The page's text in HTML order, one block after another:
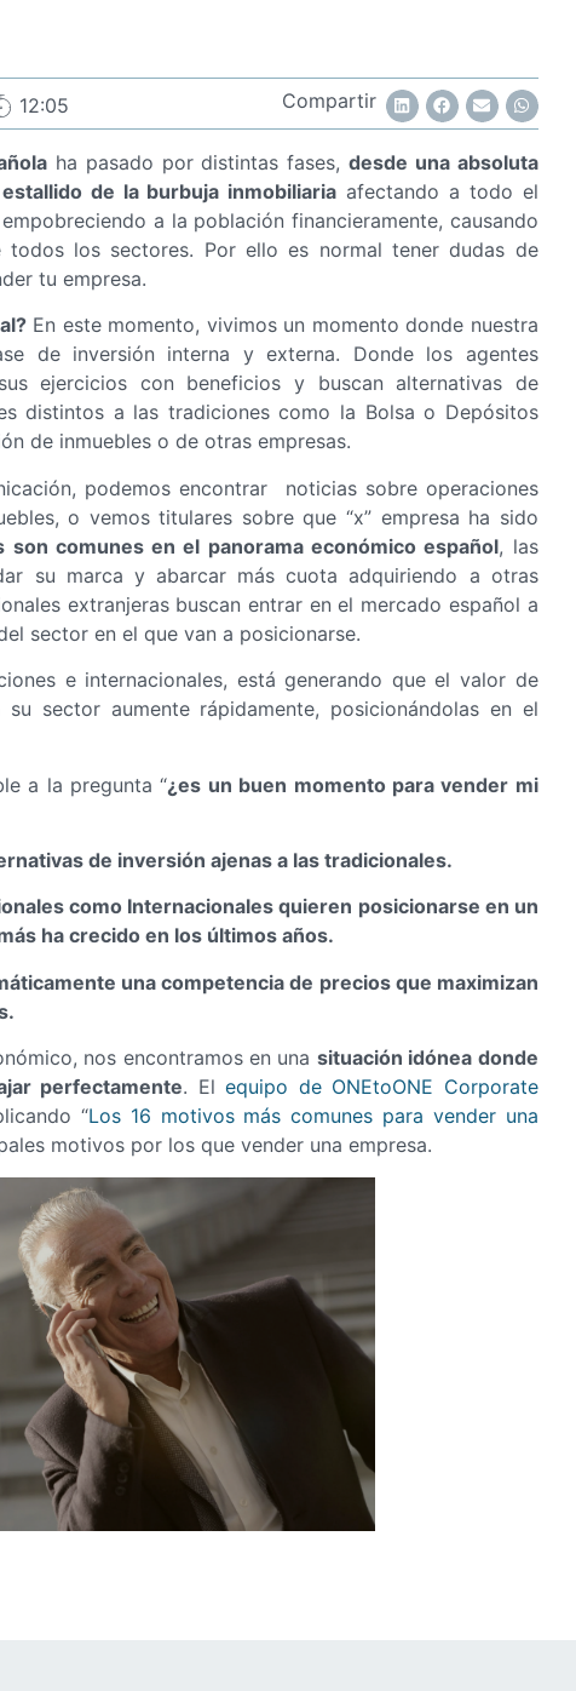
12:05 Compartir
ha pasado por distintas fases,desde una absoluta
estallido de la burbuja inmobiliaria afectando a todo el
a la población financieramente, causando
todos los sectores. Por ello es normal tener dudas de
tu empresa.
En este momento, vivimos un momento donde nuestra
de inversión interna y externa. Donde los agentes
ejercicios con beneficios y buscan alternativas de
distintos a las tradiciones como la Bolsa o Depósitos
de inmuebles o de otras empresas.
podemos encontrar noticias sobre operaciones
o vemos titulares sobre que “x” empresa ha sido
son comunes en el panorama económico español, las
su marca y abarcar más cuota adquiriendo a otras
extranjeras buscan entrar en el mercado español a
sector en el que van a posicionarse.
e internacionales, está generando que el valor de
sector aumente rápidamente, posicionándolas en el
a la pregunta “¿es un buen momento para vender mi
de inversión ajenas a las tradicionales.
como Internacionales quieren posicionarse en un
ha crecido en los últimos años.
una competencia de precios que maximizan
nos encontramos en una situación idónea donde
perfectamente. Elequipo de ONEtoONE Corporate
“Los 16 motivos más comunes para vender una
motivos por los que vender una empresa.